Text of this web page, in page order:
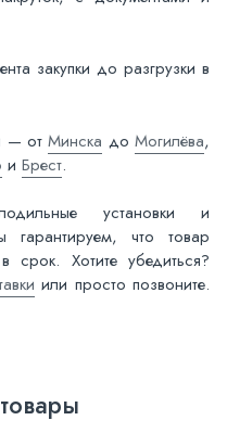
закупки до разгрузки в
— отМинска доМогилёва,
и Брест.
установки и
что товар
Хотите убедиться?
или просто позвоните.